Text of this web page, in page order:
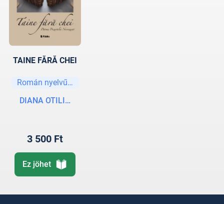
TAINE FĂRĂ CHEI
Román nyelvű könyvek
DIANA OTILIA PĂSĂRIN
3 500 Ft
Ez jöhet